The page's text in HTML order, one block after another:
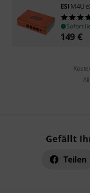
ESI M4U
Sofort
149 €
Gefällt
Teilen